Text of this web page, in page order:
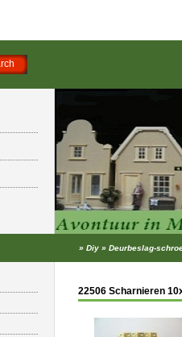
» Diy » Deurbeslag-
22506 Scharnieren